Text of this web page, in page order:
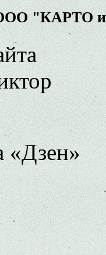
ООО "КАРТО
«Дзен»